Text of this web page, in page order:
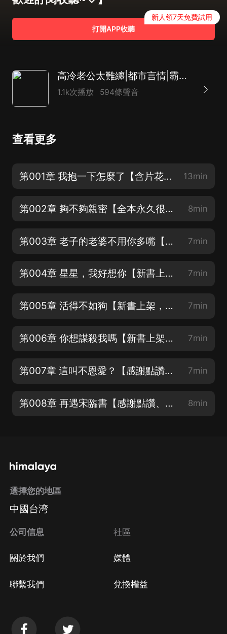
打開APP收聽
新人領7天免費試用
高冷老公太難纏|都市言情|霸道總裁|昏婚欲睡|AI多播
1.1k次播放 594條聲音
查看更多
第001章 我抱一下怎麼了【含片花，18歲以下謝絕入內，謝謝~♡】 13min
第002章 夠不夠親密【全本永久很好聽，歡迎訂閱收聽~♡】 8min
第003章 老子的老婆不用你多嘴【全本永久很好聽，歡迎訂閱收聽~♡】 7min
第004章 星星，我好想你【新書上架，福利多多，紅包多多，歡迎大家來參加~♡】 7min
第005章 活得不如狗【新書上架，福利多多，紅包多多，歡迎大家來參加~♡】 7min
第006章 你想謀殺我嗎【新書上架，福利多多，紅包多多，歡迎大家來參加~♡】 7min
第007章 這叫不恩愛？【感謝點讚、評論、投喂月票~♡】 7min
第008章 再遇宋臨書【感謝點讚、評論、投喂月票~♡】 8min
選擇您的地區
中國台湾
公司信息
關於我們
聯繫我們
社區
媒體
兌換權益